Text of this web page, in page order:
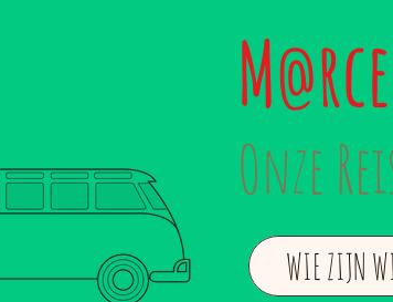
M@
Onze
WIE ZIJN